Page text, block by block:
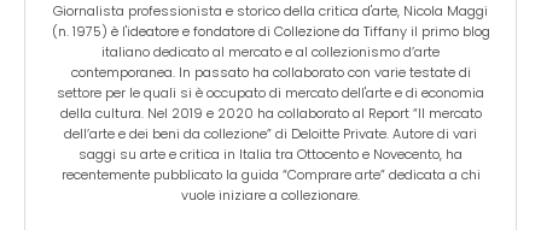
Giornalista professionista e storico della critica d'arte, Nicola Maggi
(n. 1975) è l'ideatore e fondatore di Collezione da Tiffany il primo blog
italiano dedicato al mercato e al collezionismo d’arte
contemporanea. In passato ha collaborato con varie testate di
settore per le quali si è occupato di mercato dell'arte e di economia
della cultura. Nel 2019 e 2020 ha collaborato al Report “Il mercato
dell’arte e dei beni da collezione” di Deloitte Private. Autore di vari
saggi su arte e critica in Italia tra Ottocento e Novecento, ha
recentemente pubblicato la guida “Comprare arte” dedicata a chi
vuole iniziare a collezionare.